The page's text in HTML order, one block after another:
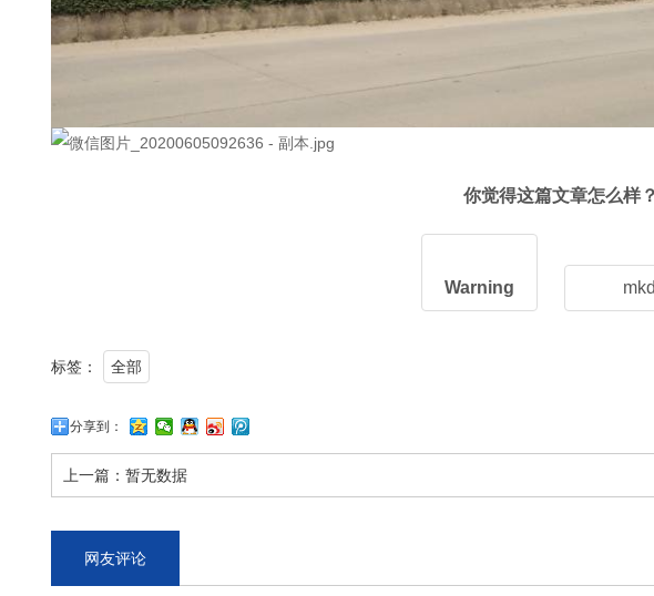
你觉得这篇文章怎么样
Warning
标签： 全部
分享到：
上一篇： 暂无数据
网友评论